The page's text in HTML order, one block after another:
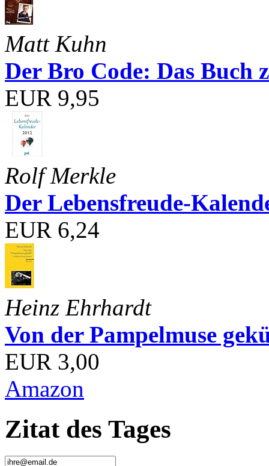
Matt Kuhn
Der Bro Code: Das Buch
EUR 9,95
Rolf Merkle
Der Lebensfreude-
EUR 6,24
Heinz Ehrhardt
Von der Pampelmuse
EUR 3,00
Amazon
Zitat des Tages